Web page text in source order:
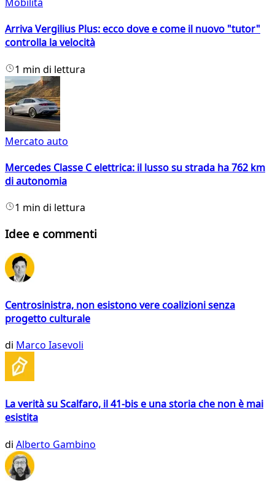
Arriva Vergilius Plus: ecco dove e come il nuovo "tutor"
controlla la velocità
1 min di lettura
Mercato auto
Mercedes Classe C elettrica: il lusso su strada ha 762 km
di autonomia
1 min di lettura
Idee e commenti
Centrosinistra, non esistono vere coalizioni senza
progetto culturale
di Marco Iasevoli
La verità su Scalfaro, il 41-bis e una storia che non è mai
esistita
di Alberto Gambino